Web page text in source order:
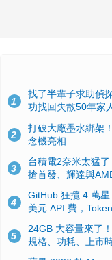
1
找了半輩子求助偵
功找回失散50年家
2
打破大廠墨水綁架
念機亮相
3
台積電2奈米太猛
搶首發、輝達與
4
GitHub 狂攬 4 萬
美元 API 費，
5
24GB 大容量來了
規格、功耗、上市